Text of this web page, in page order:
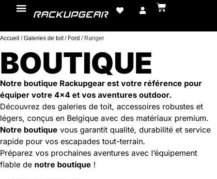
Accueil /Galeries de toit/ Ford / Ranger
BOUTIQUE
Notre boutique Rackupgear est votre référence pour
équiper votre 4×4 et vos aventures outdoor.
Découvrez des galeries de toit, accessoires robustes et
légers, conçus en Belgique avec des matériaux premium.
Notre boutique vous garantit qualité, durabilité et service
rapide pour vos escapades tout-terrain.
Préparez vos prochaines aventures avec l’équipement
fiable de notre boutique !